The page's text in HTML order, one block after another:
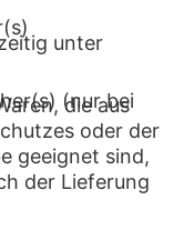
unter
die aus
oder der
geeignet sind,
der Lieferung
(nur bei